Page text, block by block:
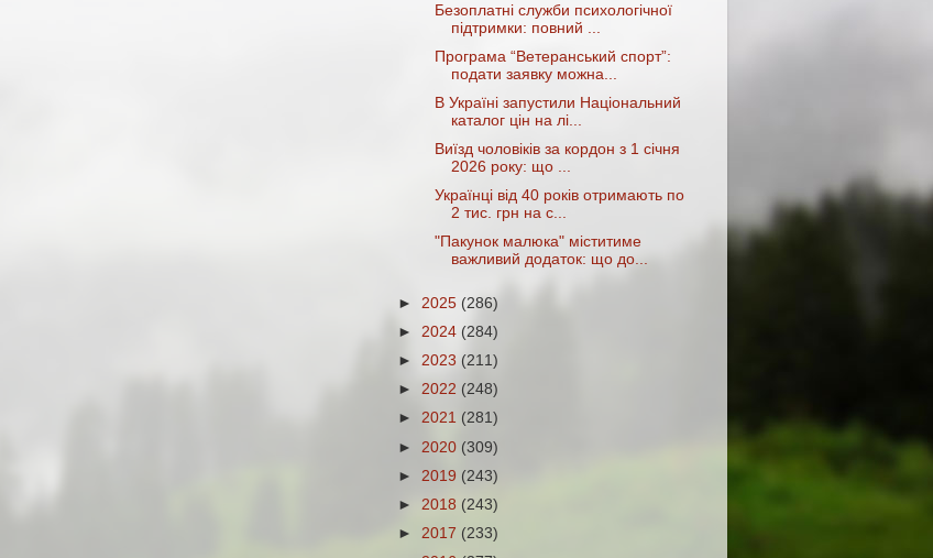
Безоплатні служби психологічної
підтримки: повний ...
Програма “Ветеранський спорт”:
подати заявку можна...
В Україні запустили Національний
каталог цін на лі...
Виїзд чоловіків за кордон з 1 січня
2026 року: що ...
Українці від 40 років отримають по
2 тис. грн на с...
"Пакунок малюка" міститиме
важливий додаток: що до...
► 2025 (286)
► 2024 (284)
► 2023 (211)
► 2022 (248)
► 2021 (281)
► 2020 (309)
► 2019 (243)
► 2018 (243)
► 2017 (233)